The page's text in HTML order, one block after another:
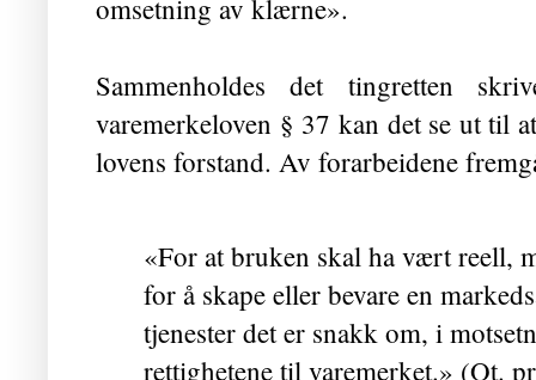
omsetning av klærne».
Sammenholdes det tingretten
varemerkeloven § 37 kan det se ut til
lovens forstand. Av forarbeidene
«For at bruken skal ha vært reell,
for å skape eller bevare en
tjenester det er snakk om, i
rettighetene til varemerket.» (Ot.